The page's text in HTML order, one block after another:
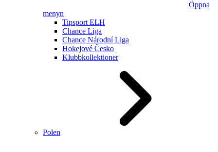
Öppna
menyn
Tipsport ELH
Chance Liga
Chance Národní Liga
Hokejové Česko
Klubbkollektioner
Polen